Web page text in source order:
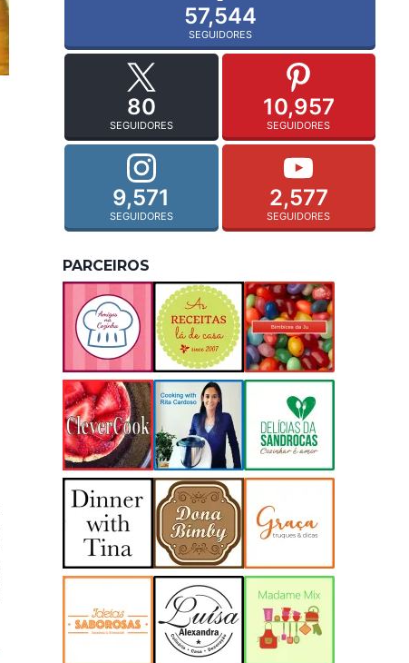
57,544
SEGUIDORES
80
SEGUIDORES
10,957
SEGUIDORES
9,571
SEGUIDORES
2,577
SEGUIDORES
PARCEIROS